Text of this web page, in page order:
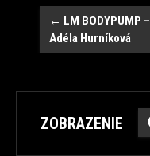
Post
navigation
← LM BODYPUMP –
Adéla Hurníková
ZOBRAZENIE